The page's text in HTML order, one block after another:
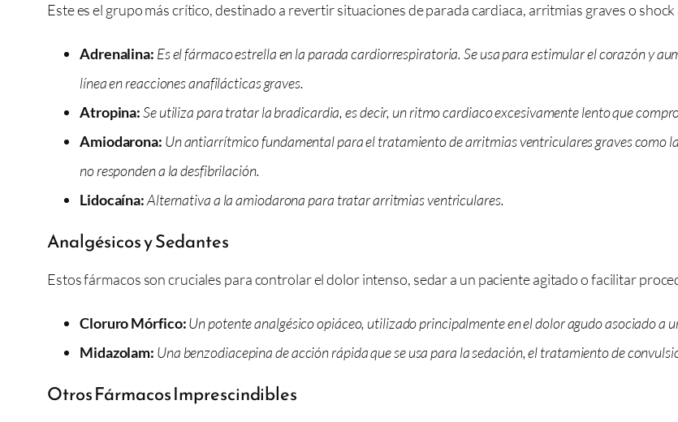
Este es el grupo más crítico, destinado a revertir situaciones de parada cardiaca, arritmias graves o
Adrenalina: Es el fármaco estrella en la parada cardiorrespiratoria. Se usa para estimular el corazón y
línea en reacciones anafilácticas graves.
Atropina:Se utiliza para tratar la bradicardia, es decir, un ritmo cardiaco excesivamente lento que
Amiodarona: Un antiarrítmico fundamental para el tratamiento de arritmias ventriculares graves como
no responden a la desfibrilación.
Lidocaína:Alternativa a la amiodarona para tratar arritmias ventriculares.
Analgésicos y Sedantes
Estos fármacos son cruciales para controlar el dolor intenso, sedar a un paciente agitado o facilitar
Cloruro Mórfico:Un potente analgésico opiáceo, utilizado principalmente en el dolor agudo asociado a
Midazolam: Una benzodiacepina de acción rápida que se usa para la sedación, el tratamiento de
Otros Fármacos Imprescindibles